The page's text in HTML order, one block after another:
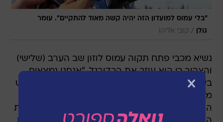
"בלי עמוס למועדון הזה יהיה קשה מאוד להתקיים". עומר
גולן
/ קובי אליהו
נשיא מכבי פתח תקוה עמוס לוזון שב הערב (שלישי)
והצהיר כי הוא עוזב את הכדורגל. "אנחנו נמצאים
בערב יום הזיכרון ואני לא רוצה להשמיץ, אבל העונש
מגוחך כמו שאמרתי - אני את תפקידי בכדורגל
הישראלי סיימתי", אמר הנשיא בתגובה להחלטת בית